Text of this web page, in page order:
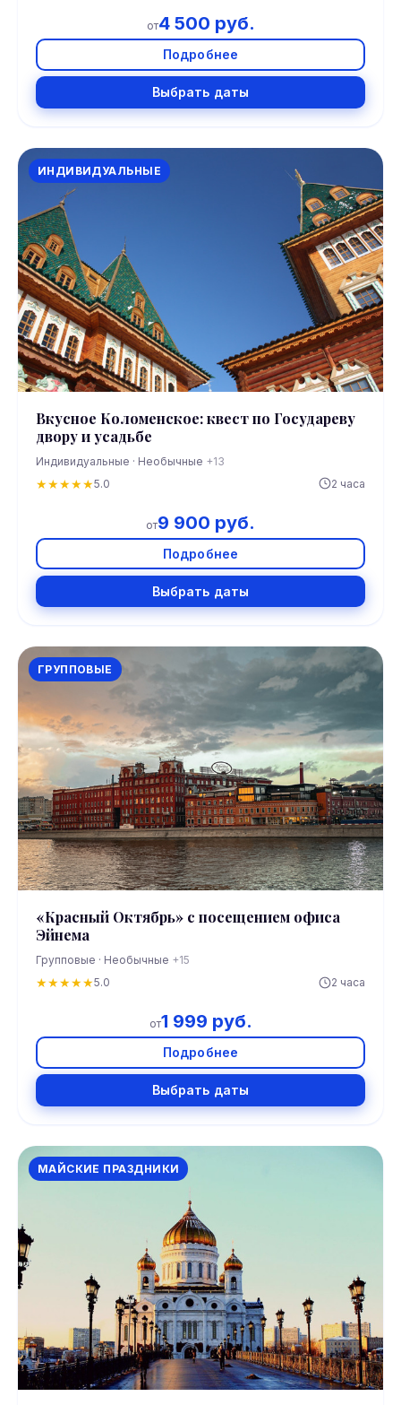
от4 500 руб.
Подробнее
Выбрать даты
ИНДИВИДУАЛЬНЫЕ
Вкусное Коломенское: квест по Государеву
двору и усадьбе
Индивидуальные · Необычные +13
★★★★★5.0 2 часа
от9 900 руб.
Подробнее
Выбрать даты
ГРУППОВЫЕ
«Красный Октябрь» с посещением офиса
Эйнема
Групповые · Необычные +15
★★★★★5.0 2 часа
от1 999 руб.
Подробнее
Выбрать даты
МАЙСКИЕ ПРАЗДНИКИ